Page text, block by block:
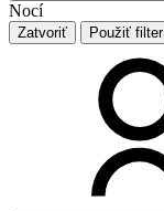
Nocí
Zatvoriť Použiť filter